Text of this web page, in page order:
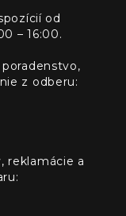
od
– 16:00.
z odberu:
reklamácie a